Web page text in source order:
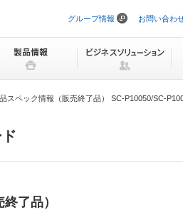
ビ
ョ
を
グループ情報 お問い合わ
スペック情報（販売終了品） SC-P10050/SC-
了品）